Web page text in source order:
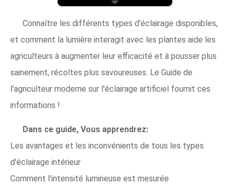
Connaître les différents types d'éclairage disponibles,
et comment la lumière interagit avec les plantes aide les
agriculteurs à augmenter leur efficacité et à pousser plus
sainement, récoltes plus savoureuses. Le Guide de
l'agriculteur moderne sur l'éclairage artificiel fournit ces
informations !
Dans ce guide, Vous apprendrez:
Les avantages et les inconvénients de tous les types
d'éclairage intérieur
Comment l'intensité lumineuse est mesurée